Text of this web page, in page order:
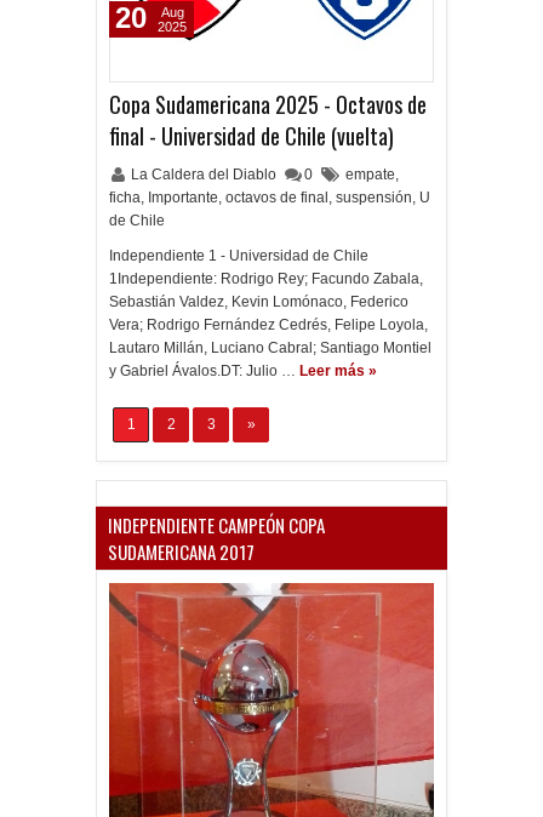
Copa Sudamericana 2025 - Octavos de
final - Universidad de Chile (vuelta)
La Caldera del Diablo 0 empate,
ficha, Importante, octavos de final , suspensión, U
de Chile
Independiente 1 - Universidad de Chile
1Independiente: Rodrigo Rey; Facundo Zabala,
Sebastián Valdez, Kevin Lomónaco, Federico
Vera; Rodrigo Fernández Cedrés, Felipe Loyola,
Lautaro Millán, Luciano Cabral; Santiago Montiel
y Gabriel Ávalos.DT: Julio … Leer más »
20
Aug
2025
1 2 3 »
INDEPENDIENTE CAMPEÓN COPA
SUDAMERICANA 2017